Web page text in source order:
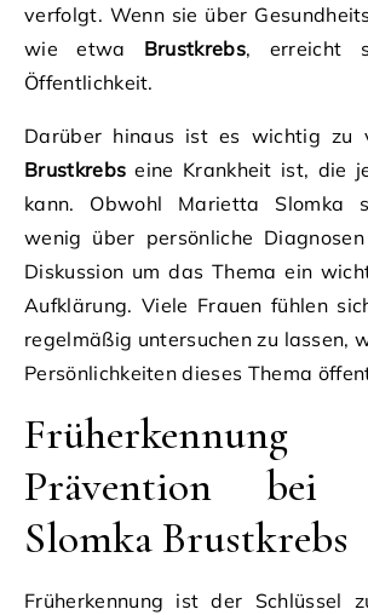
verfolgt. Wenn sie über
wie etwa Brustkrebs, erreicht
Öffentlichkeit.
Darüber hinaus ist es wichtig zu
Brustkrebs eine Krankheit ist, die
kann. Obwohl Marietta Slomka
wenig über persönliche
Diskussion um das Thema ein
Aufklärung. Viele Frauen fühlen
regelmäßig untersuchen zu lassen,
Persönlichkeiten dieses Thema
Prävention bei
Slomka Brustkrebs
Früherkennung ist der Schlüssel